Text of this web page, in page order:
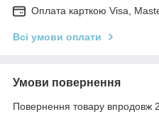
Оплата карткою Visa,
Всі умови оплати
Умови повернення
Повернення товару впродовж